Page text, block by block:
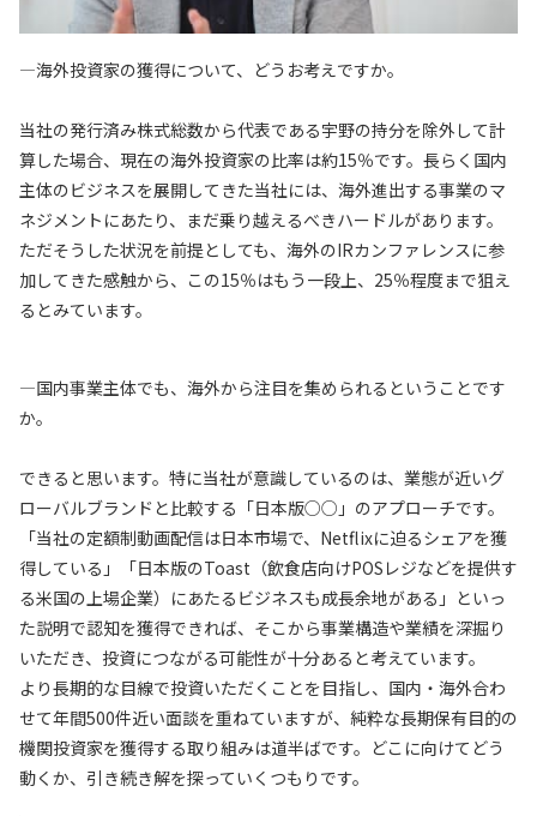
—海外投資家の獲得について、どうお考えですか。
当社の発行済み株式総数から代表である宇野の持分を除外して計
算した場合、現在の海外投資家の比率は約15％です。長らく国内
主体のビジネスを展開してきた当社には、海外進出する事業のマ
ネジメントにあたり、まだ乗り越えるべきハードルがあります。
ただそうした状況を前提としても、海外のIRカンファレンスに参
加してきた感触から、この15％はもう一段上、25％程度まで狙え
るとみています。
—国内事業主体でも、海外から注目を集められるということです
か。
できると思います。特に当社が意識しているのは、業態が近いグ
ローバルブランドと比較する「日本版○○」のアプローチです。
「当社の定額制動画配信は日本市場で、Netflixに迫るシェアを獲
得している」「日本版のToast（飲食店向けPOSレジなどを提供す
る米国の上場企業）にあたるビジネスも成長余地がある」といっ
た説明で認知を獲得できれば、そこから事業構造や業績を深掘り
いただき、投資につながる可能性が十分あると考えています。
より長期的な目線で投資いただくことを目指し、国内・海外合わ
せて年間500件近い面談を重ねていますが、純粋な長期保有目的の
機関投資家を獲得する取り組みは道半ばです。どこに向けてどう
動くか、引き続き解を探っていくつもりです。